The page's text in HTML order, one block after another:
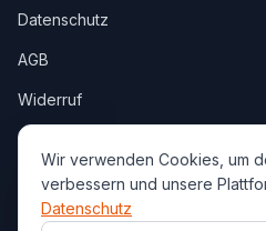
Datenschutz
AGB
Widerruf
Wir verwenden Cookies, um
verbessern und unsere
Datenschutz